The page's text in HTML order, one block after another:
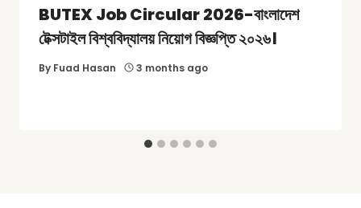
BUTEX Job Circular 2026-বাংলাদেশ
টেক্সটাইল বিশ্ববিদ্যালয় নিয়োগ বিজ্ঞপ্তি ২০২৬।
By Fuad Hasan 3 months ago